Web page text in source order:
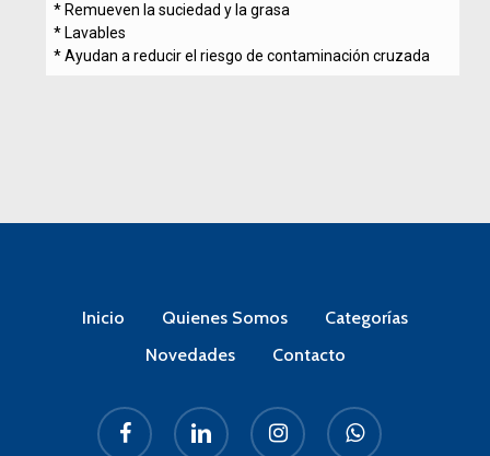
* Remueven la suciedad y la grasa
* Lavables
* Ayudan a reducir el riesgo de contaminación cruzada
Inicio Quienes Somos
Categorías
Novedades
Contacto
facebook linkedin instagram whatsapp